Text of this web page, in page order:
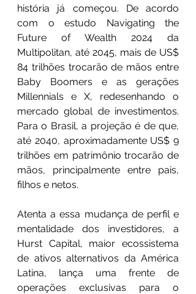
história já começou. De acordo
com o estudo Navigating the
Future of Wealth 2024 da
Multipolitan, até 2045, mais de US$
84 trilhões trocarão de mãos entre
Baby Boomers e as gerações
Millennials e X, redesenhando o
mercado global de investimentos.
Para o Brasil, a projeção é de que,
até 2040, aproximadamente US$ 9
trilhões em patrimônio trocarão de
mãos, principalmente entre pais,
filhos e netos.
Atenta a essa mudança de perfil e
mentalidade dos investidores, a
Hurst Capital, maior ecossistema
de ativos alternativos da América
Latina, lança uma frente de
operações exclusivas para o